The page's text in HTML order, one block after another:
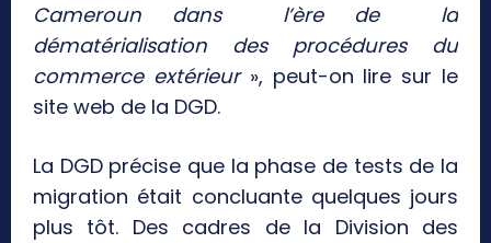
Cameroun dans l’ère de la
dématérialisation des procédures du
commerce extérieur », peut-on lire sur le
site web de la DGD.
La DGD précise que la phase de tests de la
migration était concluante quelques jours
plus tôt. Des cadres de la Division des